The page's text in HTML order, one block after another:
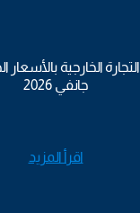
التجارة الخارجية بالأسعار
جانفي 2026
اقرأ المزيد